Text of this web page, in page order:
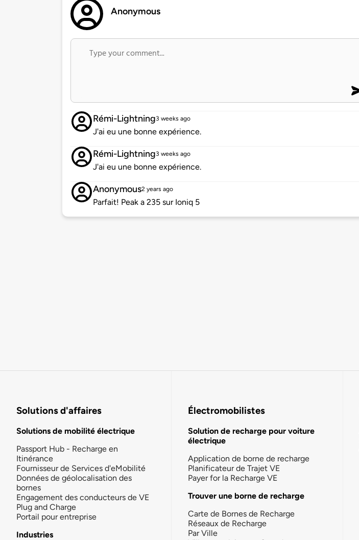
Anonymous
Rémi-Lightning3 weeks ago
J'ai eu une bonne expérience.
Rémi-Lightning3 weeks ago
J'ai eu une bonne expérience.
Anonymous2 years ago
Parfait! Peak a 235 sur Ioniq 5
Solutions d'affaires
Solutions de mobilité électrique
Passport Hub - Recharge en
Itinérance
Fournisseur de Services d'eMobilité
Données de géolocalisation des
bornes
Engagement des conducteurs de VE
Plug and Charge
Portail pour entreprise
Industries
Électromobilistes
Solution de recharge pour voiture
électrique
Application de borne de recharge
Planificateur de Trajet VE
Payer for la Recharge VE
Trouver une borne de recharge
Carte de Bornes de Recharge
Réseaux de Recharge
Par Ville